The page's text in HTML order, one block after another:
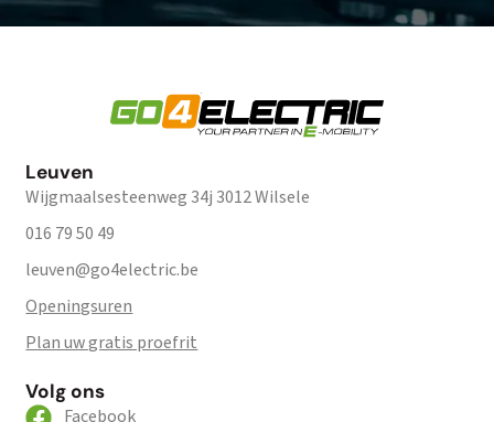
Leuven
Wijgmaalsesteenweg 34j 3012 Wilsele
016 79 50 49
leuven@go4electric.be
Openingsuren
Plan uw gratis proefrit
Volg ons
Facebook